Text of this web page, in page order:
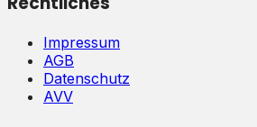
Impressum
AGB
Datenschutz
AVV